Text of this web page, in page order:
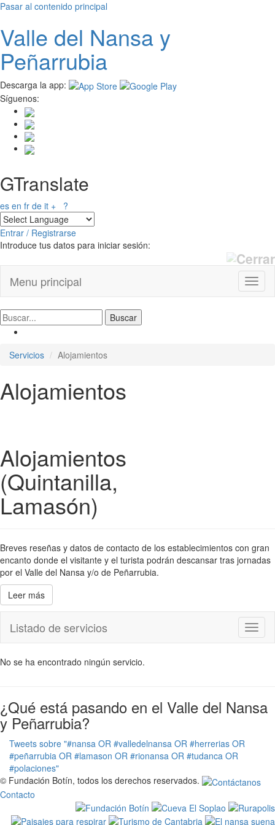
Pasar al contenido principal
Valle del Nansay
Peñarrubia
Descarga la app:
Síguenos:
GTranslate
es en fr de it + ?
Entrar / Registrarse
Introduce tus datos para iniciar sesión:
Menu principal
Servicios Alojamientos
Alojamientos
Alojamientos
(Quintanilla,
Lamasón)
Breves reseñas y datos de contacto de los establecimientos con gran
encanto donde el visitante y el turista podrán descansar tras jornadas
por el Valle del Nansa y/o de Peñarrubia.
Leer más
Listado de servicios
No se ha encontrado ningún servicio.
¿Qué está pasando en el Valle del Nansa
y Peñarrubia?
Tweets sobre "#nansa OR #valledelnansa OR #herrerias OR
#peñarrubia OR #lamason OR #rionansa OR #tudanca OR
#polaciones"
© Fundación Botín, todos los derechos reservados.
Contacto